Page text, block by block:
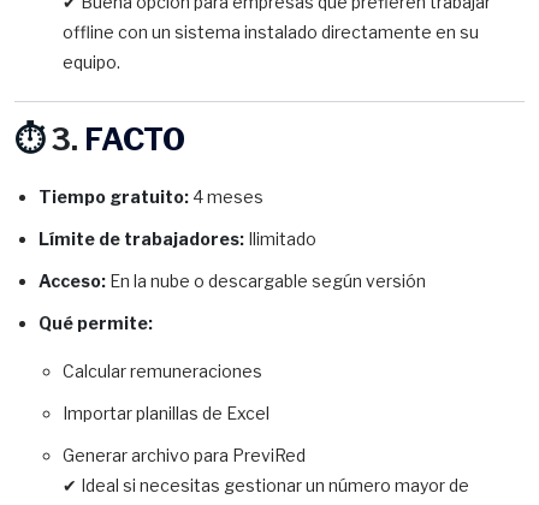
offline con un sistema instalado directamente en su
equipo.
⏱️3. FACTO
Tiempo gratuito: 4 meses
Límite de trabajadores: Ilimitado
Acceso: En la nube o descargable según versión
Qué permite:
Calcular remuneraciones
Importar planillas de Excel
Generar archivo para PreviRed
✔ Ideal si necesitas gestionar un número mayor de